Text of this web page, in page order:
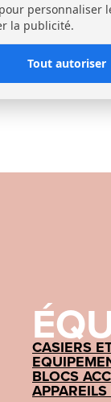
CASIERS
BLOCS
personnaliser
la publicité.
Tout autoriser